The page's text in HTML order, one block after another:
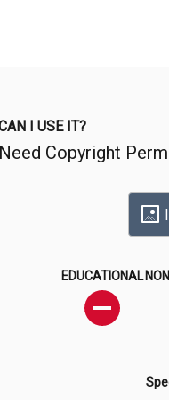
I USE IT?
Need Copyright
EDUCATIONAL